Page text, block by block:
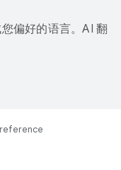
偏好的语言。AI 翻
reference